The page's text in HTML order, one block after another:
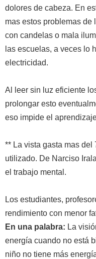
dolores de cabeza. En
mas estos problemas de
con candelas o mala
las escuelas, a veces lo
electricidad.
Al leer sin luz eficiente
prolongar esto
eso impide el
** La vista gasta mas
utilizado. De Narciso
el trabajo mental.
Los estudiantes,
rendimiento con menor
En una palabra: La
energía cuando no está
niño no tiene más